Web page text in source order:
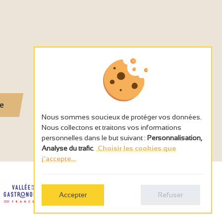
Nous sommes soucieux de protéger vos données.
Nous collectons et traitons vos informations
personnelles dans le but suivant : Personnalisation,
Analyse du trafic Choisir les cookies que
j'accepte...
Accepter Refuser